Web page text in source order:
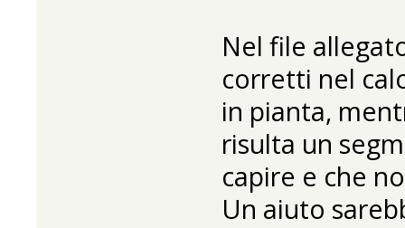
Nel file
corretti nel
in pianta,
risulta un
capire e che
Un aiuto